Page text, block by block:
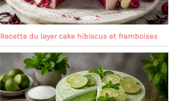
Recette du layer cake hibiscus et framboises